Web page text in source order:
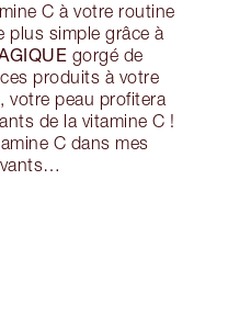
C à votre routine
plus simple grâce à
gorgé de
produits à votre
votre peau profitera
de la vitamine C !
C dans mes